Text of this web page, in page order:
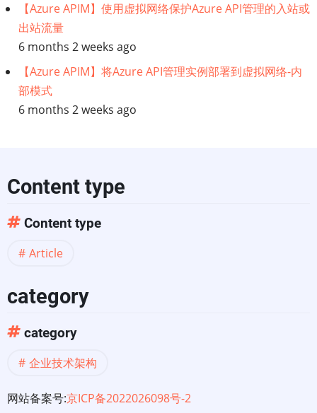
【Azure APIM】使用虚拟网络保护Azure API管理的入站或
出站流量
6 months 2 weeks ago
【Azure APIM】将Azure API管理实例部署到虚拟网络-内
部模式
6 months 2 weeks ago
Content type
Content type
Article
category
category
企业技术架构
网站备案号:京ICP备2022026098号-2